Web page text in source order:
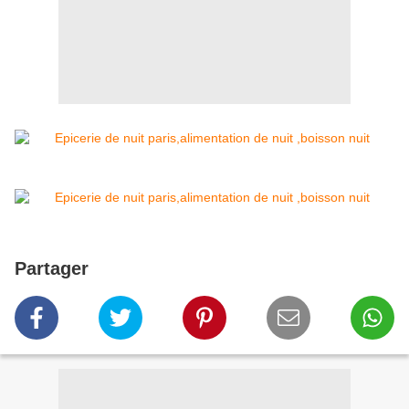
Partager